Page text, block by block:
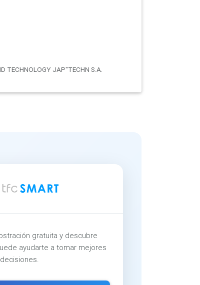
TECHNOLOGY JAP''TECHN S.A.
gratuita y descubre
ayudarte a tomar mejores
decisiones.